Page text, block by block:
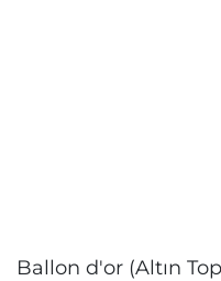
Ballon d'or (Altın